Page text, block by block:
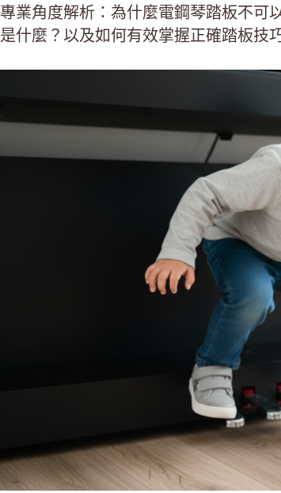
專業角度解析：為什麼電鋼琴踏板不可
是什麼？以及如何有效掌握正確踏板技